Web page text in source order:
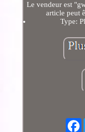
Le vendeur est
article peut
Type: